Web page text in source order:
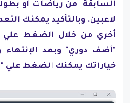
السابقة من رياضات أو
لاعبين. وبالتأكيد يمكنك
أخري من خلال الضغط
"أضف دوري" وبعد الإنتهاء
خياراتك يمكنك الضغط علي